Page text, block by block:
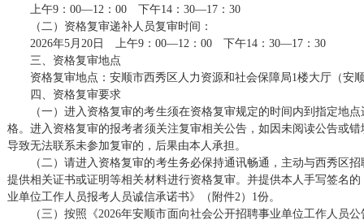
上午9：00—12：00 下午14：30—17：30
（二）资格复审递补人员复审时间：
2026年5月20日 上午9：00—12：00 下午14：30—17：30
三、资格复审地点
资格复审地点：安顺市西秀区人力资源和社会保障局1楼大厅（安
四、资格复审要求
（一）进入资格复审的考生须在资格复审规定的时间内到指定地
格。进入资格复审的报考者须关注复审相关公告，如因未阅读公告或
导致无法联系未参加复审的，后果由本人承担。
（二）请进入资格复审的考生务必保持通讯畅通，主动与西秀区
提供相关证书或证明等相关材料进行资格复审。并提供本人手写签名
业单位工作人员报考人员诚信承诺书》（附件2）1份。
（三）按照《2026年安顺市面向社会公开招聘事业单位工作人员